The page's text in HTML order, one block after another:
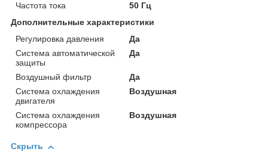
Частота тока
50 Гц
Дополнительные характеристики
Регулировка давления
Да
Система автоматической
защиты
Да
Воздушный фильтр
Да
Система охлаждения
двигателя
Воздушная
Система охлаждения
компрессора
Воздушная
Скрыть